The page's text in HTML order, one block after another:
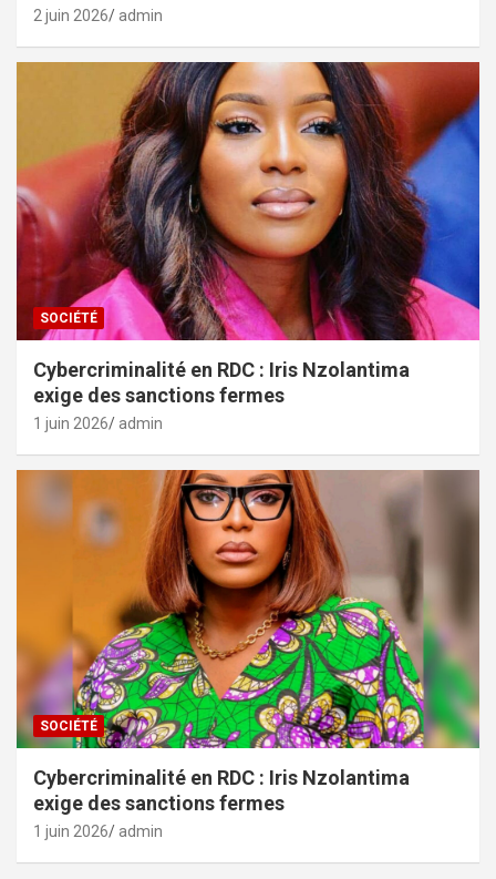
2 juin 2026 admin
SOCIÉTÉ
Cybercriminalité en RDC : Iris Nzolantima
exige des sanctions fermes
1 juin 2026 admin
SOCIÉTÉ
Cybercriminalité en RDC : Iris Nzolantima
exige des sanctions fermes
1 juin 2026 admin